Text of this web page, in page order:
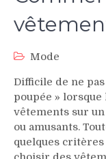
Mode
Difficile de ne
poupée » lorsque
vêtements sur
ou amusants.
quelques